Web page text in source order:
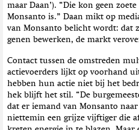
maar Daan’). “Die kon geen
Monsanto is.” Daan mikt op
van Monsanto belicht wordt: dat
genen bewerken, de markt
Contact tussen de omstreden
actievoerders lijkt op voorhand
hebben hun actie niet bij het
hek blijft het stil. “De
dat er iemand van Monsanto
niettemin een grijze vijftiger die